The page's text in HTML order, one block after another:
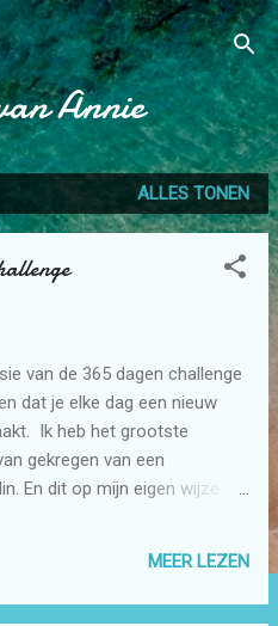
hoofdcontent
Annie
ALLES TONEN
van de 365 dagen challenge
dat je elke dag een nieuw
Ik heb het grootste
gekregen van een
En dit op mijn eigen wijze in
dochter die vond het erg
een heel karwei vooral het
MEER LEZEN